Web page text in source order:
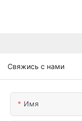
Свяжись с нами
Имя